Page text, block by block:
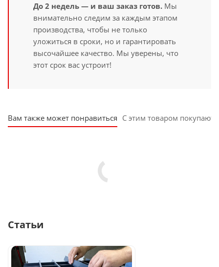
До 2 недель — и ваш заказ готов. Мы
внимательно следим за каждым этапом
производства, чтобы не только
уложиться в сроки, но и гарантировать
высочайшее качество. Мы уверены, что
этот срок вас устроит!
Вам также может понравиться С этим товаром покупают
Статьи